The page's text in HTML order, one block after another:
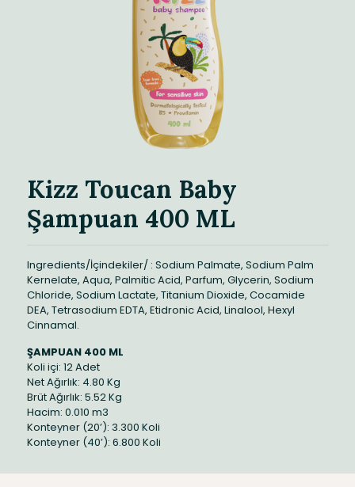
Kizz Toucan Baby
Şampuan 400 ML
Ingredients/İçindekiler/ : Sodium Palmate, Sodium Palm
Kernelate, Aqua, Palmitic Acid, Parfum, Glycerin, Sodium
Chloride, Sodium Lactate, Titanium Dioxide, Cocamide
DEA, Tetrasodium EDTA, Etidronic Acid, Linalool, Hexyl
Cinnamal.
ŞAMPUAN 400 ML
Koli içi: 12 Adet
Net Ağırlık: 4.80 Kg
Brüt Ağırlık: 5.52 Kg
Hacim: 0.010 m3
Konteyner (20’): 3.300 Koli
Konteyner (40’): 6.800 Koli